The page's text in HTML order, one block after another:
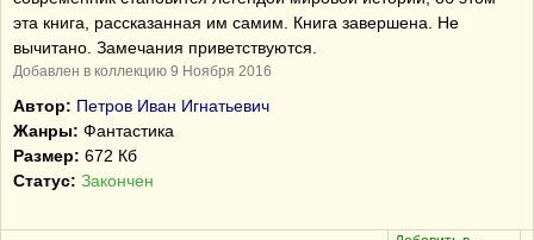
эта книга, рассказанная им самим. Книга завершена. Не
вычитано. Замечания приветствуются.
Добавлен в коллекцию 9 Ноября 2016
Автор: Петров Иван Игнатьевич
Жанры: Фантастика
Размер: 672 Кб
Статус: Закончен